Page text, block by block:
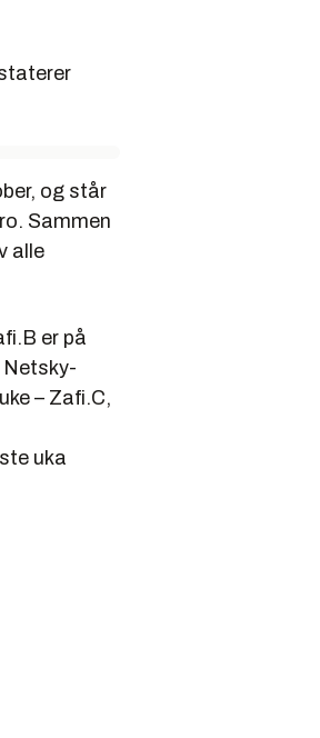
og står
Sammen
alle
er på
– Zafi.C,
uka